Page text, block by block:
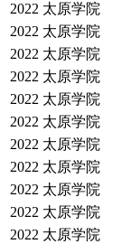
2022 太原学院
2022 太原学院
2022 太原学院
2022 太原学院
2022 太原学院
2022 太原学院
2022 太原学院
2022 太原学院
2022 太原学院
2022 太原学院
2022 太原学院